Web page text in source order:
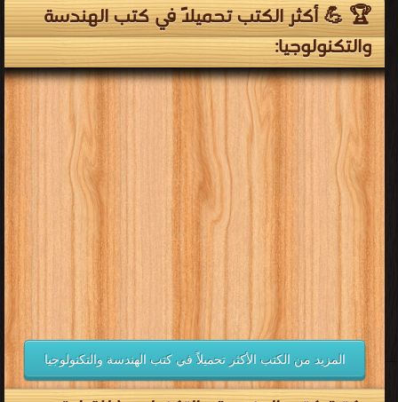
🏆 💪 أكثر الكتب تحميلاً في كتب الهندسة
والتكنولوجيا:
المزيد من الكتب الأكثر تحميلاً في كتب الهندسة والتكنولوجيا